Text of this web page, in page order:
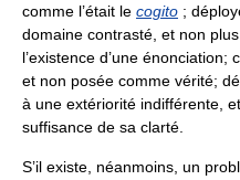
comme l’était le cogito ;
domaine contrasté, et non
l’existence d’une
et non posée comme vérité;
à une extériorité indifférente,
suffisance de sa clarté.
S’il existe, néanmoins, un